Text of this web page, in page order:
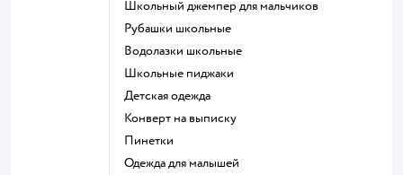
Школьный джемпер для мальчиков
Рубашки школьные
Водолазки школьные
Школьные пиджаки
Детская одежда
Конверт на выписку
Пинетки
Одежда для малышей